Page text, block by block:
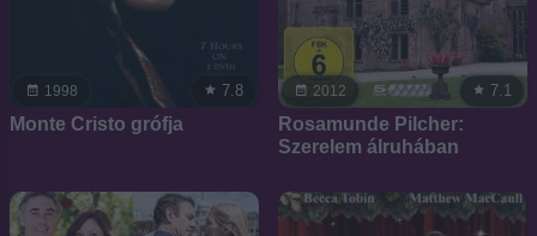
1998 7.8
Monte Cristo grófja
2012 7.1
Rosamunde Pilcher:
Szerelem álruhában